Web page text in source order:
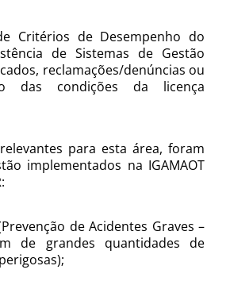
Critérios de Desempenho do
de Sistemas de Gestão
reclamações/denúncias ou
das condições da licença
para esta área, foram
implementados na IGAMAOT
de Acidentes Graves –
de grandes quantidades de